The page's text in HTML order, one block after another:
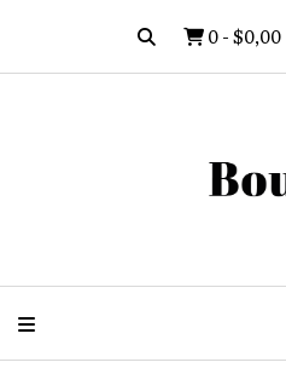
0-$0,00